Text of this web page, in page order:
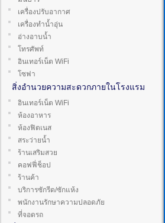
เครื่องปรับอากาศ
เครื่องทำน้ำอุ่น
อ่างอาบน้ำ
โทรศัพท์
อินเทอร์เน็ต WiFi
โซฟา
สิ่งอำนวยความสะดวกภายในโรงแรม
อินเทอร์เน็ต WiFi
ห้องอาหาร
ห้องฟิตเนส
สระว่ายน้ำ
ร้านเสริมสวย
คอฟฟี่ช็อป
ร้านค้า
บริการซักรีด/ซักแห้ง
พนักงานรักษาความปลอดภัย
ที่จอดรถ